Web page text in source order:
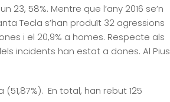
58%. Mentre que l’any 2016 se’n
Tecla s’han produït 32 agressions
i el 20,9% a homes. Respecte als
incidents han estat a dones. Al Pius
En total, han rebut 125